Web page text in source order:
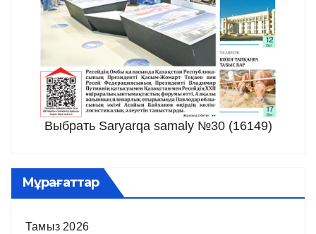
Выбрать Saryarqa samaly №30 (16149)
Мұрағаттар
Тамыз 2026